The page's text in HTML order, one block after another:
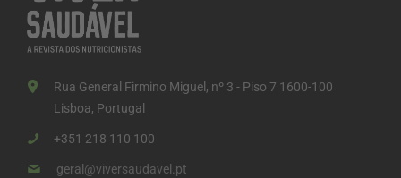
Rua General Firmino Miguel, nº 3 - Piso 7 1600-100
Lisboa, Portugal
+351 218 110 100
geral@viversaudavel.pt